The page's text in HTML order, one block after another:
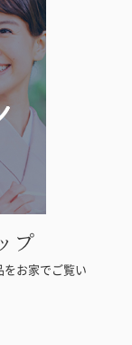
プ
お家でご覧い